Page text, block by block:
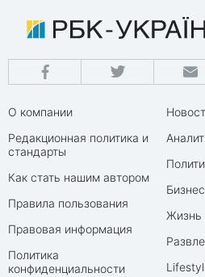
О компании
Редакционная политика и
стандарты
Как стать нашим автором
Правила пользования
Правовая информация
Политика
конфиденциальности
Бизнес
Жизнь